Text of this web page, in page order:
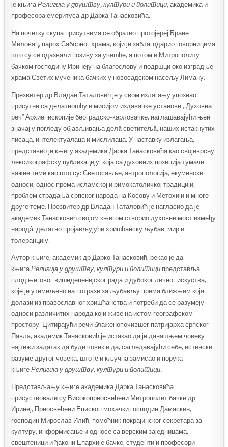
је књигаРелигија у друштву, култури и политици, академика и
професора емеритуса др Дарка Танасковића.
На почетку скупа присутнима се обратио протојереј Бране
Миловац, парох Саборног храма, који је заблагодарио говорницима
што су се одазвали позиву за учешће, а потом и Митрополиту
бачком господину Иринеју на благослову и подршци око изградње
храма Светих мученика бачких у новосадском насељу Лиману.
Презвитер др Владан Таталовић је у свом излагању упознао
присутне са делатношћу и мисијом издавачке установе „Духовна
речˮ Архиепископије београдско-карловачке, наглашавајући њен
значај у погледу објављивања делâ светитељâ, наших истакнутих
писаца, интелектуалаца и мислилаца. У наставку излагања,
представио је књигу академика Дарка Танасковића као својеврсну
лексикографску публикацију, која са духовних позиција тумачи
важне теме као што су: Светосавље, антропологија, екуменски
односи, однос према исламској и римокатоличкој традицији,
проблем страдања српског народа на Косову и Метохији и многе
друге теме. Презвитер др Владан Таталовић је нагласио да је
академик Танасковић својом књигом створио духовни мост између
народâ, делатно пројављујући хришћанску љубав, мир и
толеранцију.
Аутор књиге, академик др Дарко Танасковић, рекао је да
књигаРелигија у друштву, култури и политици представља
плод његовог вишедеценијског рада и дубоког личног искуства,
које је утемељено на потрази за љубављу према ближњем која
долази из православног хришћанства и потреби да се разумеју
односи различитих народа који живе на истом географском
простору. Цитирајући речи блаженопочившег патријарха српског
Павла, академик Танасковић је истакао да је данашњем човеку
најтежи задатак да буде човек и да, сагледавајући себе, истински
разуме другог човека, што је и кључна замисао и порука
књигеРелигија у друштву, култури и политици.
Представљању књиге академика Дарка Танасковића
присуствовали су Високопреосвећени Митрополит бачки др
Иринеј, Преосвећени Епископ мохачки господин Дамаскин,
господин Мирослав Илић, помоћник покрајинског секретара за
културу, информисање и односе са верским заједницама,
свештеници и ђакони Епархије бачке, студенти и професори